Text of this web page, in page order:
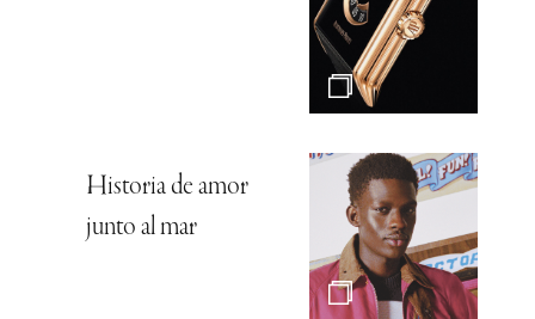
Historia de amor
junto al mar